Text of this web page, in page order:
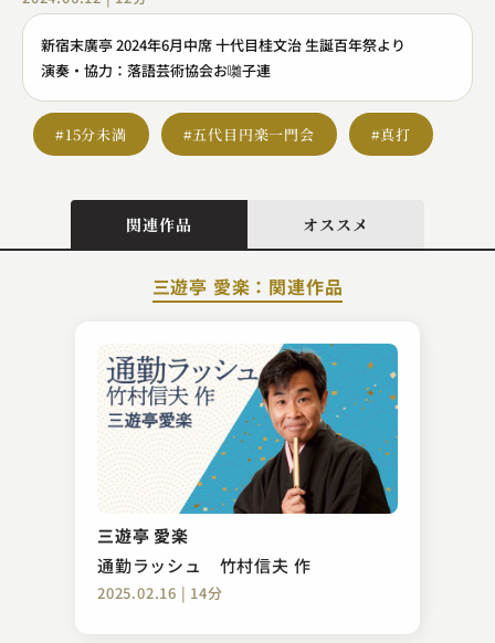
新宿末廣亭 2024年6月中席 十代目桂文治 生誕百年祭より
演奏・協力：落語芸術協会お囃子連
#15分未満 #五代目円楽一門会 #真打
関連作品 オススメ
三遊亭 愛楽：関連作品
三遊亭 愛楽
通勤ラッシュ 竹村信夫 作
2025.02.16 | 14分
林家 種平
ぼやき酒屋
2025.04.03 | 13分